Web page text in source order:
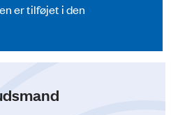
er tilføjet i den